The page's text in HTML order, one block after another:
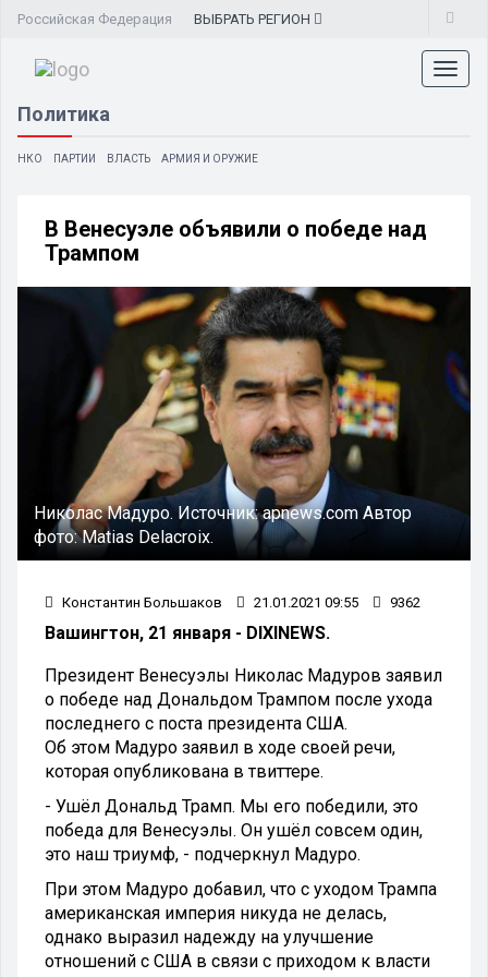
Российская Федерация ВЫБРАТЬ РЕГИОН
Политика
НКО ПАРТИИ ВЛАСТЬ АРМИЯ И ОРУЖИЕ
В Венесуэле объявили о победе над
Трампом
Николас Мадуро.Источник:apnews.com Автор
фото:Matias Delacroix.
Константин Большаков 21.01.2021 09:55 9362
Вашингтон, 21 января - DIXINEWS.
Президент Венесуэлы Николас Мадуров заявил
о победе над Дональдом Трампом после ухода
последнего с поста президента США.
Об этом Мадуро заявил в ходе своей речи,
которая опубликована в твиттере.
- Ушёл Дональд Трамп. Мы его победили, это
победа для Венесуэлы. Он ушёл совсем один,
это наш триумф, - подчеркнул Мадуро.
При этом Мадуро добавил, что с уходом Трампа
американская империя никуда не делась,
однако выразил надежду на улучшение
отношений с США в связи с приходом к власти